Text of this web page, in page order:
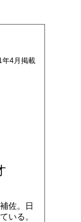
年4月掲載
佐。日
いる。